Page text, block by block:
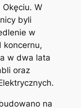
W
byli
w
koncernu,
w dwa lata
oraz
na